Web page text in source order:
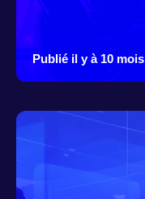
Publié il y à 10 mois